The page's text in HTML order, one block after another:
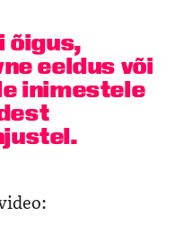
õigus,
eeldus või
inimestele